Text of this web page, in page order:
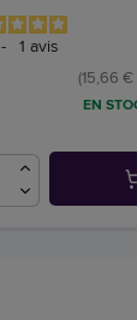
- 1 avis
(15,66
EN